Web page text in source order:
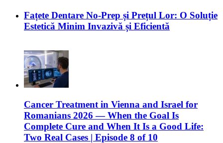
Fațete Dentare No-Prep și Prețul Lor: O Soluție
Estetică Minim Invazivă și Eficientă
Cancer Treatment in Vienna and Israel for
Romanians 2026 — When the Goal Is
Complete Cure and When It Is a Good Life:
Two Real Cases | Episode 8 of 10